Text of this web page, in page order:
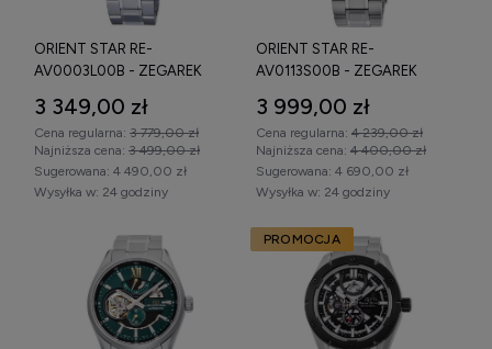
ORIENT STAR RE-
AV0003L00B - ZEGAREK
3 349,00 zł
Cena regularna: 3 779,00 zł
Najniższa cena: 3 499,00 zł
Wysyłka w: 24 godziny
Sugerowana: 4 490,00 zł
ORIENT STAR RE-
AV0113S00B - ZEGAREK
3 999,00 zł
Cena regularna: 4 239,00 zł
Najniższa cena: 4 400,00 zł
Wysyłka w: 24 godziny
Sugerowana: 4 690,00 zł
PROMOCJA